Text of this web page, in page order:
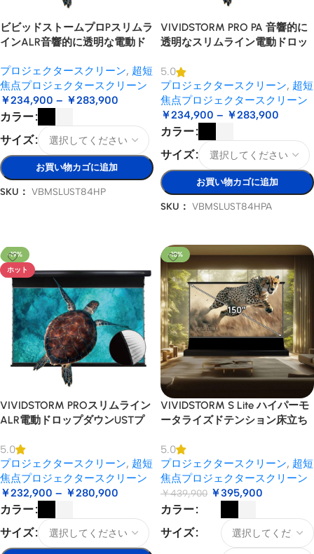
ビビッドストームプロPスリムラ
インALR音響的に透明な電動ド
ースクリーン
プロジェクタースクリーン, 超短
焦点プロジェクタースクリーン
￥234,900 – ￥283,900
カラー
サイズ
お買い物カゴに追加
SKU： VBMSLUST84HP
VIVIDSTORM PRO PA 音響的に
透明なスリムライン電動ドロッ
リーン天井マウント UST レーザ
ー プロジェクター用
5.0
プロジェクタースクリーン, 超短
焦点プロジェクタースクリーン
￥234,900 – ￥283,900
カラー
サイズ
お買い物カゴに追加
SKU： VBMSLUST84HPA
-19%
ホット
VIVIDSTORM PROスリムライン
ALR電動ドロップダウンUSTプ
5.0
プロジェクタースクリーン, 超短
焦点プロジェクタースクリーン
￥232,900 – ￥280,900
カラー
サイズ
-10%
VIVIDSTORM S Lite ハイパーモ
ータライズドテンション床立ち
ジェクタースクリーン
5.0
プロジェクタースクリーン, 超短
焦点プロジェクタースクリーン
￥439,900 ￥395,900
カラー
サイズ